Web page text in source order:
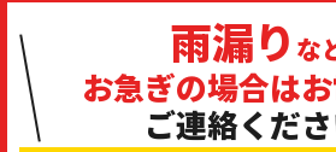
雨漏り な
お急ぎの場合は
ご連絡くださ